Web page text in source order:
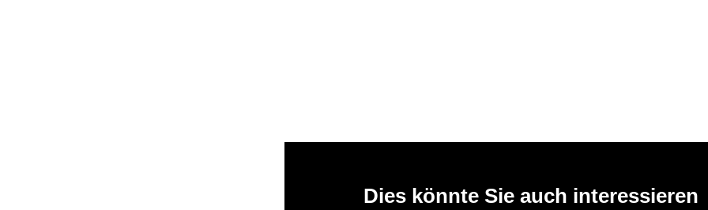
Dies könnte Sie auch interessieren